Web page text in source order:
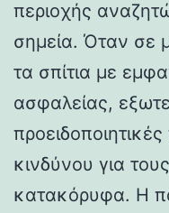
περιοχής
σημεία. Όταν σε
τα σπίτια με
ασφαλείας,
κινδύνου για
κατακόρυφα. Η